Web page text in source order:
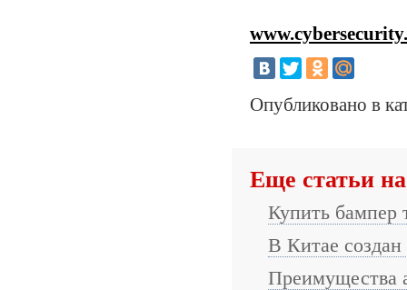
Опубликовано в
Еще статьи
Купить бампер
В Китае создан
Преимущества